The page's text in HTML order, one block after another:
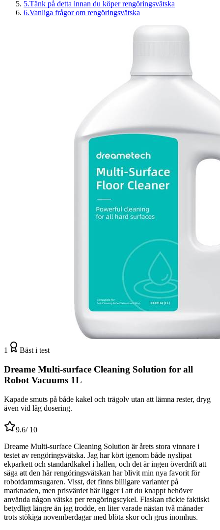
5.Tänk på detta innan du köper rengöringsvätska
6.Vanliga frågor om rengöringsvätska
1 Bäst i test
Dreame Multi-surface Cleaning Solution for all
Robot Vacuums 1L
Kapade smuts på både kakel och trägolv utan att lämna rester, dryg
även vid låg dosering.
9.6/ 10
Dreame Multi-surface Cleaning Solution är årets stora vinnare i
testet av rengöringsvätska. Jag har kört igenom både nyslipat
ekparkett och standardkakel i hallen, och det är ingen överdrift att
säga att den här rengöringsvätskan har blivit min nya favorit för
robotdammsugaren. Visst, det finns billigare varianter på
marknaden, men prisvärdet här ligger i att du knappt behöver
använda någon vätska per rengöringscykel. Flaskan räckte faktiskt
betydligt längre än jag trodde, en liter varade nästan två månader
trots stökiga novemberdagar med blöta skor och grus inomhus.